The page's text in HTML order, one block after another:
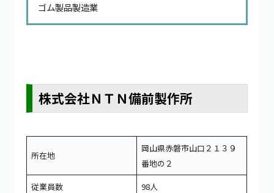
ゴム製品製造業
株式会社ＮＴＮ備前製作所
所在地
岡山県赤磐市山口２１３９
番地の２
従業員数
98人